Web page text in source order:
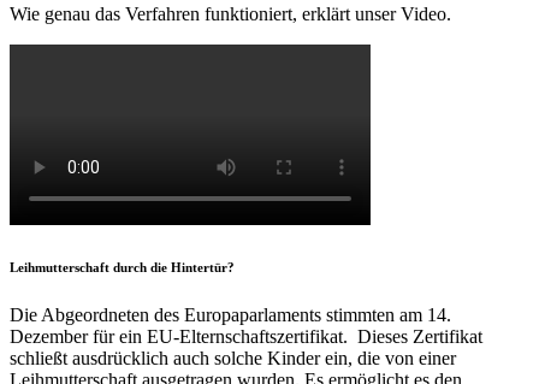
Wie genau das Verfahren funktioniert, erklärt unser Video.
Leihmutterschaft durch die Hintertür?
Die Abgeordneten des Europaparlaments stimmten am 14.
Dezember für ein EU-Elternschaftszertifikat. Dieses Zertifikat
schließt ausdrücklich auch solche Kinder ein, die von einer
Leihmutterschaft ausgetragen wurden. Es ermöglicht es den